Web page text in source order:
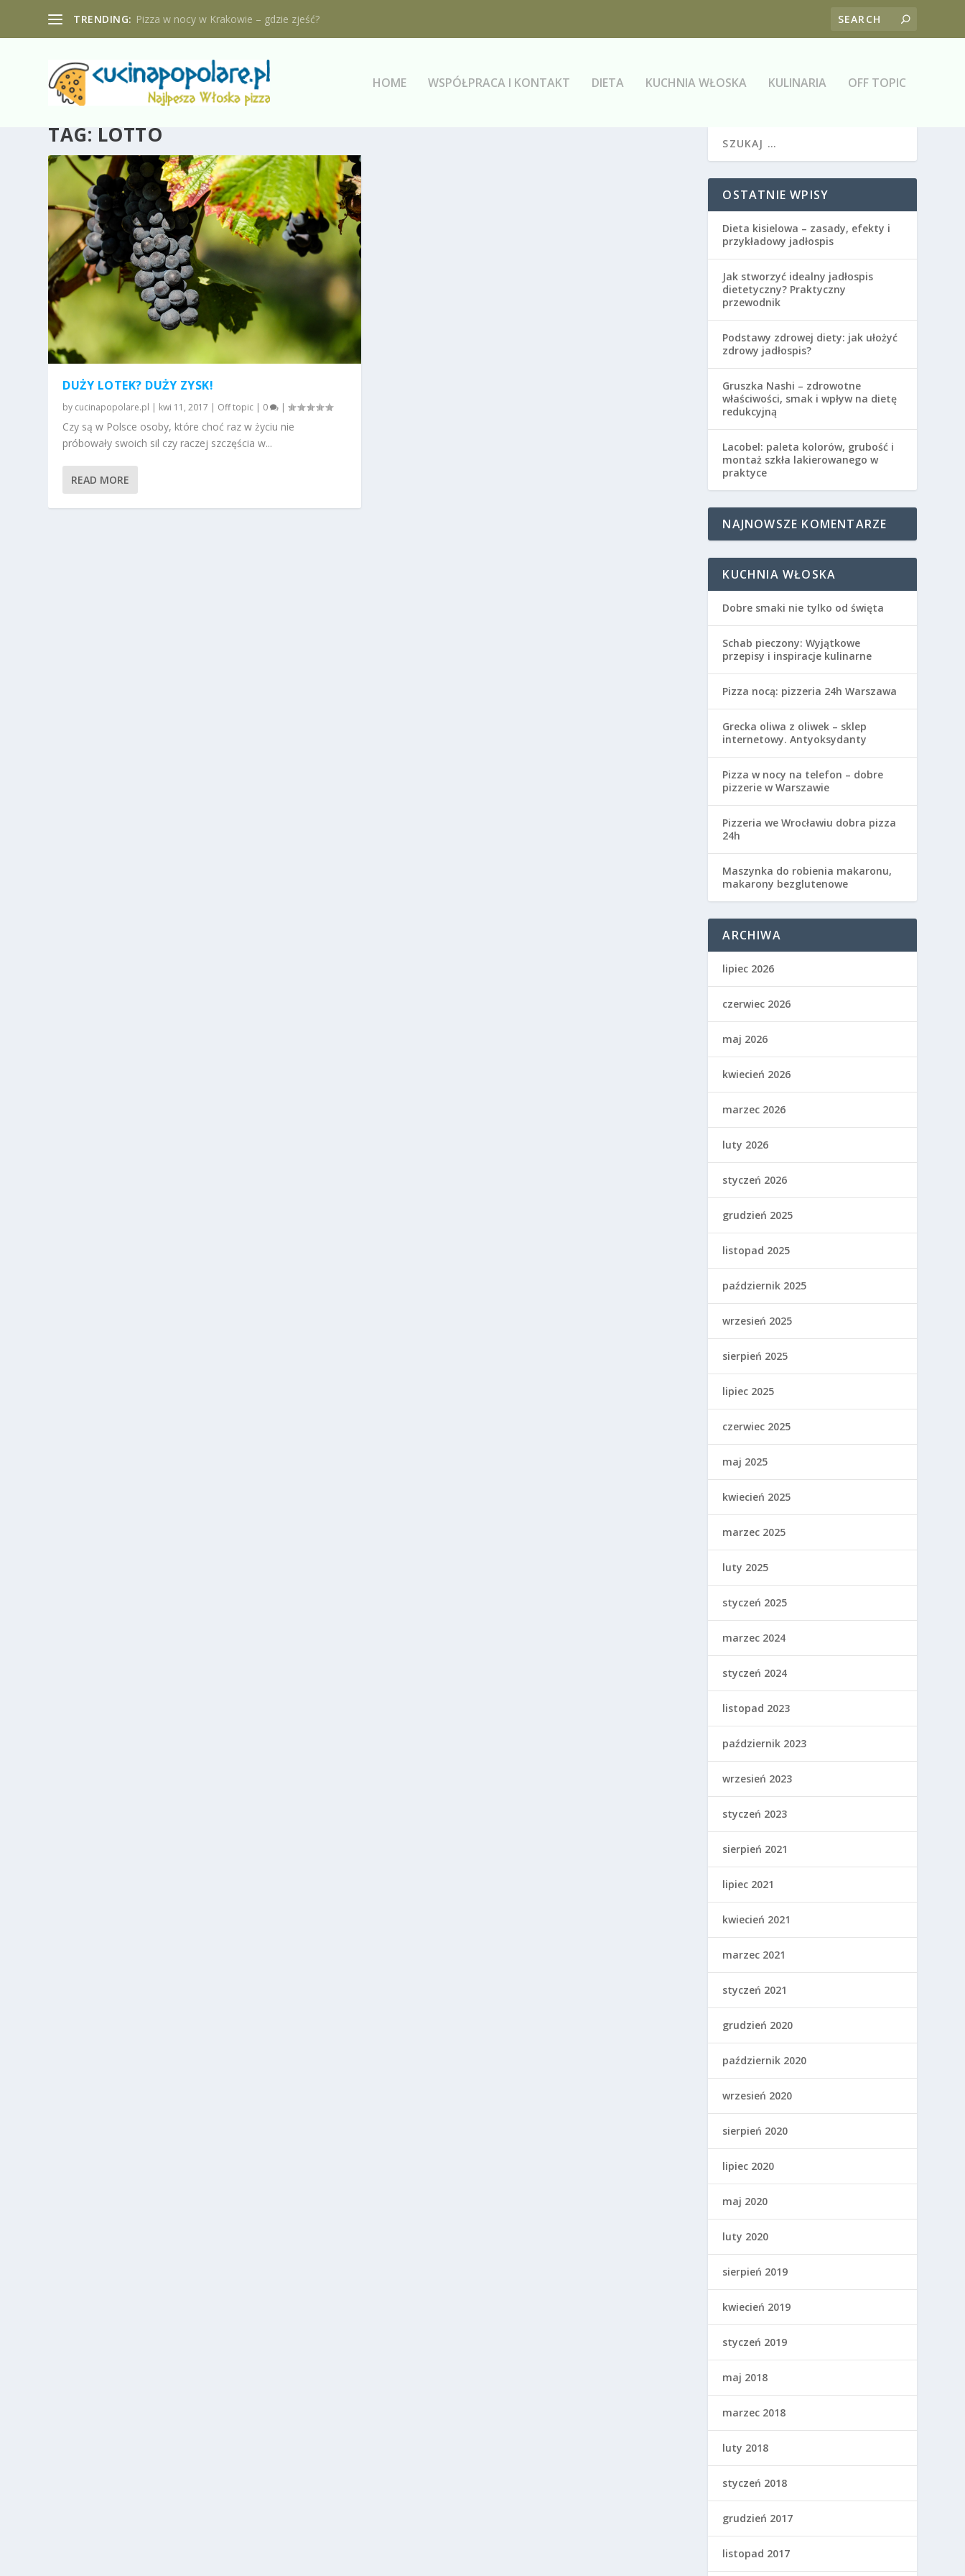
TRENDING: Pizza w nocy w Krakowie – gdzie zjeść?
HOME WSPÓŁPRACA I KONTAKT DIETA KUCHNIA WŁOSKA KULINARIA OFF TOPIC
TAG: LOTTO
DUŻY LOTEK? DUŻY ZYSK!
by cucinapopolare.pl kwi 11, 2017 Off topic 0 |
Czy są w Polsce osoby, które choć raz w życiu nie
próbowały swoich sil czy raczej szczęścia w...
READ MORE
OSTATNIE WPISY
Dieta kisielowa – zasady, efekty i
przykładowy jadłospis
Jak stworzyć idealny jadłospis
dietetyczny? Praktyczny
przewodnik
Podstawy zdrowej diety: jak ułożyć
zdrowy jadłospis?
Gruszka Nashi – zdrowotne
właściwości, smak i wpływ na dietę
redukcyjną
Lacobel: paleta kolorów, grubość i
montaż szkła lakierowanego w
praktyce
NAJNOWSZE KOMENTARZE
KUCHNIA WŁOSKA
Dobre smaki nie tylko od święta
Schab pieczony: Wyjątkowe
przepisy i inspiracje kulinarne
Pizza nocą: pizzeria 24h Warszawa
Grecka oliwa z oliwek – sklep
internetowy. Antyoksydanty
Pizza w nocy na telefon – dobre
pizzerie w Warszawie
Pizzeria we Wrocławiu dobra pizza
24h
Maszynka do robienia makaronu,
makarony bezglutenowe
ARCHIWA
lipiec 2026
czerwiec 2026
maj 2026
kwiecień 2026
marzec 2026
luty 2026
styczeń 2026
grudzień 2025
listopad 2025
październik 2025
wrzesień 2025
sierpień 2025
lipiec 2025
czerwiec 2025
maj 2025
kwiecień 2025
marzec 2025
luty 2025
styczeń 2025
marzec 2024
styczeń 2024
listopad 2023
październik 2023
wrzesień 2023
styczeń 2023
sierpień 2021
lipiec 2021
kwiecień 2021
marzec 2021
styczeń 2021
grudzień 2020
październik 2020
wrzesień 2020
sierpień 2020
lipiec 2020
maj 2020
luty 2020
sierpień 2019
kwiecień 2019
styczeń 2019
maj 2018
marzec 2018
luty 2018
styczeń 2018
grudzień 2017
listopad 2017